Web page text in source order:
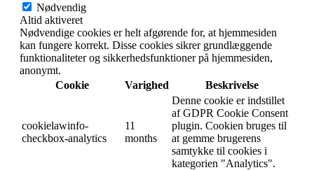
Nødvendig
Altid aktiveret
Nødvendige cookies er helt afgørende for, at hjemmesiden
kan fungere korrekt. Disse cookies sikrer grundlæggende
funktionaliteter og sikkerhedsfunktioner på hjemmesiden,
anonymt.
Cookie
Varighed Beskrivelse
cookielawinfo-
checkbox-analytics
11
months
Denne cookie er indstillet
af GDPR Cookie Consent
plugin. Cookien bruges til
at gemme brugerens
samtykke til cookies i
kategorien "Analytics".